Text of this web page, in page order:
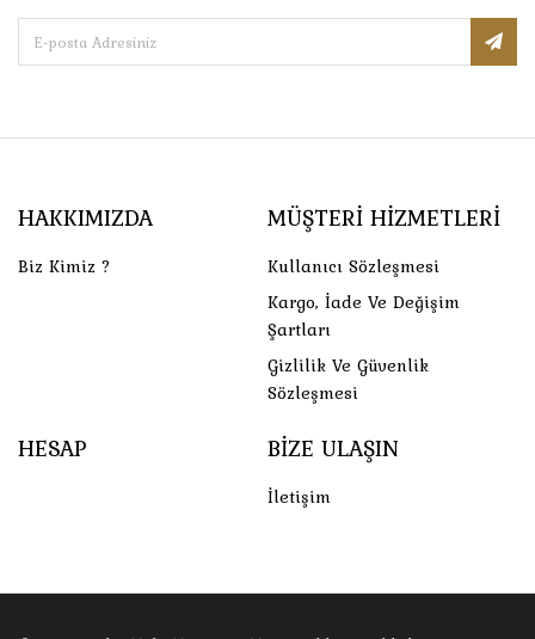
HAKKIMIZDA
Biz Kimiz ?
MÜŞTERI HIZMETLERI
Kullanıcı Sözleşmesi
Kargo, İade Ve Değişim
Şartları
Gizlilik Ve Güvenlik
Sözleşmesi
HESAP BIZE ULAŞIN
İletişim